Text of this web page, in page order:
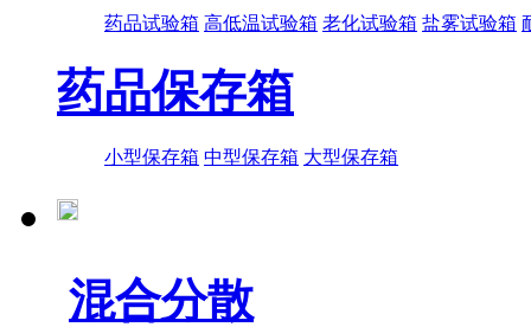
药品试验箱 高低温试验箱 老化试验箱 盐雾试验箱
药品保存箱
小型保存箱 中型保存箱 大型保存箱
混合分散